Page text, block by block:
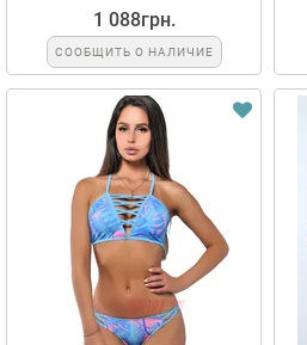
1 088грн.
СООБЩИТЬ О НАЛИЧИЕ